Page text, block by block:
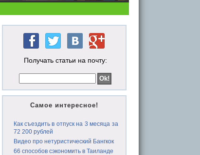
Получать статьи на почту:
Самое интересное!
Как съездить в отпуск на 3 месяца за
72 200 рублей
Видео про нетуристический Бангкок
66 способов сэкономить в Таиланде